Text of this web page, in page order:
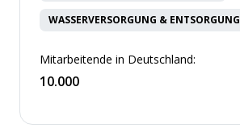
WASSERVERSORGUNG & ENTSORGUNG
Mitarbeitende in Deutschland:
10.000